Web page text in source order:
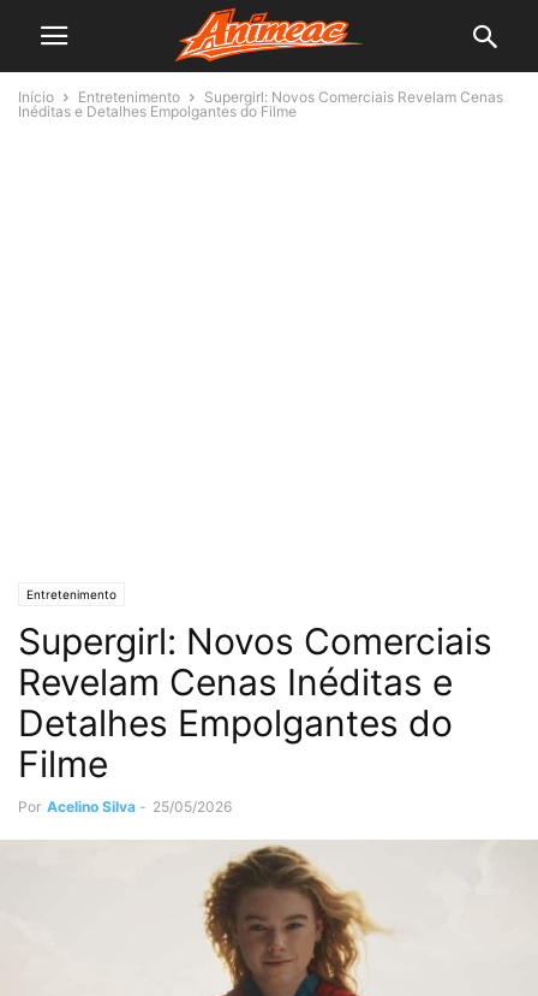
Início Entretenimento
Supergirl: Novos Comerciais Revelam Cenas
Inéditas e Detalhes Empolgantes do Filme
Entretenimento
Supergirl: Novos Comerciais
Revelam Cenas Inéditas e
Detalhes Empolgantes do
Filme
Por Acelino Silva - 25/05/2026